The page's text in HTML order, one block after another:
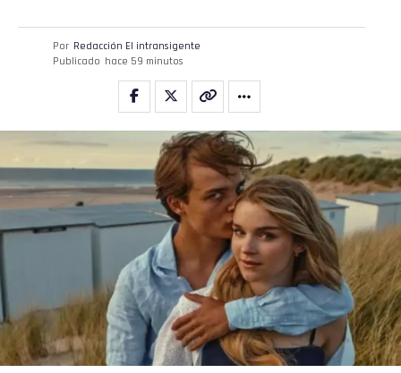
Por Redacción El intransigente
Publicado hace 59 minutos
Flipboard
Reddit
Pinterest